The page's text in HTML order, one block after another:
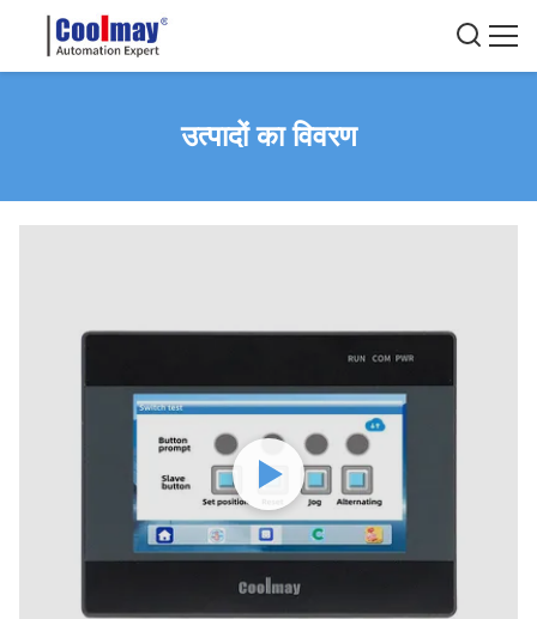
उत्पादों का विवरण